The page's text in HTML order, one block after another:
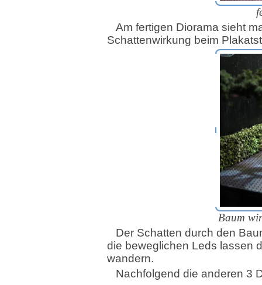
Am fertigen Diorama sieht
Schattenwirkung beim
Baum
Der Schatten durch den
die beweglichen Leds lassen
wandern.
Nachfolgend die anderen 3